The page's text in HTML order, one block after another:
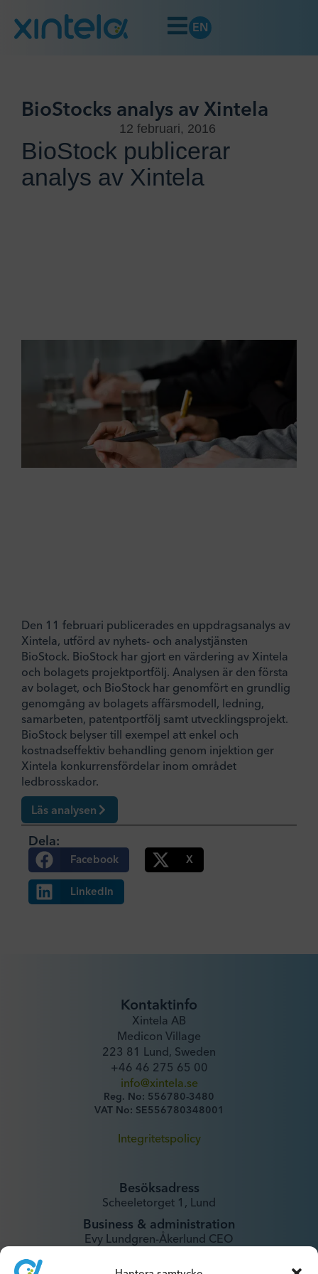
EN
BioStocks analys av Xintela
12 februari, 2016
BioStock publicerar
analys av Xintela
Den 11 februari publicerades en uppdragsanalys av
Xintela, utförd av nyhets- och analystjänsten
BioStock. BioStock har gjort en värdering av Xintela
och bolagets projektportfölj. Analysen är den första
av bolaget, och BioStock har genomfört en grundlig
genomgång av bolagets affärsmodell, ledning,
samarbeten, patentportfölj samt utvecklingsprojekt.
BioStock belyser till exempel att enkel och
kostnadseffektiv behandling genom injektion ger
Xintela konkurrensfördelar inom området
ledbrosskador.
Läs analysen
Dela:
Facebook X
LinkedIn
Kontaktinfo
Xintela AB
Medicon Village
223 81 Lund, Sweden
+46 46 275 65 00
info@xintela.se
Reg. No: 556780-3480
VAT No: SE556780348001
Integritetspolicy
Besöksadress
Scheeletorget 1, Lund
Business & administration
Evy Lundgren-Åkerlund CEO